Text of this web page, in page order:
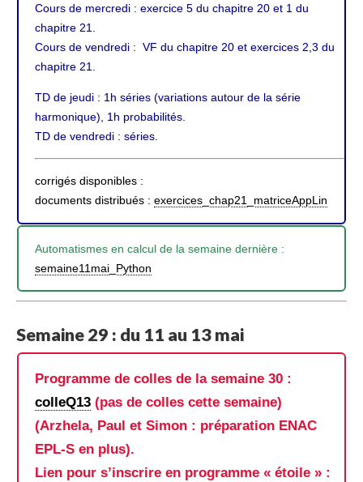
Cours de mercredi : exercice 5 du chapitre 20 et 1 du
chapitre 21.
Cours de vendredi : VF du chapitre 20 et exercices 2,3 du
chapitre 21.
TD de jeudi : 1h séries (variations autour de la série
harmonique), 1h probabilités.
TD de vendredi : séries.
corrigés disponibles :
documents distribués : exercices_chap21_matriceAppLin
Automatismes en calcul de la semaine dernière :
semaine11mai_Python
Semaine 29 : du 11 au 13 mai
Programme de colles de la semaine 30 :
colleQ13 (pas de colles cette semaine)
(Arzhela, Paul et Simon : préparation ENAC
EPL-S en plus).
Lien pour s’inscrire en programme « étoile » :